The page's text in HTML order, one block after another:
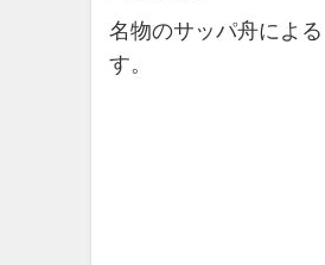
名物のサッパ舟によ
す。